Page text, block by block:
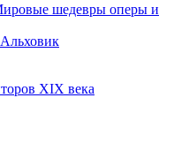
шедевры оперы и
ХIХ века